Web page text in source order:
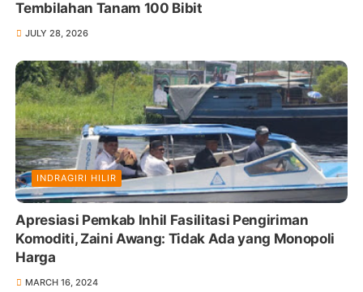
Tembilahan Tanam 100 Bibit
JULY 28, 2026
INDRAGIRI HILIR
Apresiasi Pemkab Inhil Fasilitasi Pengiriman
Komoditi, Zaini Awang: Tidak Ada yang Monopoli
Harga
MARCH 16, 2024